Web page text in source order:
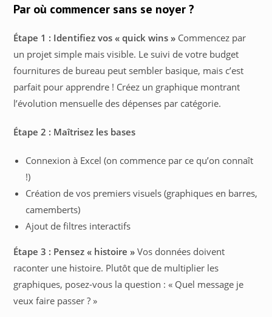
Par où commencer sans se noyer ?
Étape 1 : Identifiez vos « quick wins » Commencez par
un projet simple mais visible. Le suivi de votre budget
fournitures de bureau peut sembler basique, mais c’est
parfait pour apprendre ! Créez un graphique montrant
l’évolution mensuelle des dépenses par catégorie.
Étape 2 : Maîtrisez les bases
Connexion à Excel (on commence par ce qu’on connaît
!)
Création de vos premiers visuels (graphiques en barres,
camemberts)
Ajout de filtres interactifs
Étape 3 : Pensez « histoire » Vos données doivent
raconter une histoire. Plutôt que de multiplier les
graphiques, posez-vous la question : « Quel message je
veux faire passer ? »